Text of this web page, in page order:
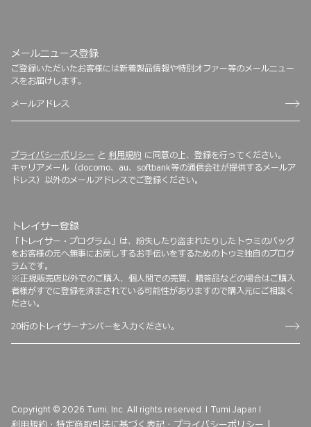
メールニュース登録
ご登録いただいたお客様には新着製品情報や特別オファー等のメールニュー
スをお届けします。
プライバシーポリシー と 利用規約 に同意の上、登録を行ってください。
キャリアメール（docomo、au、softbank等の通信会社が提供するメールア
ドレス）以外のメールアドレスでご登録ください。
トレイサー登録
「トレイサー・プログラム」は、紛失したり盗まれたりしたトゥミのバッグ
をお客様の元へ無事にお戻しするお手伝いをするためのトゥミ独自のプログ
ラムです。
※正規販売店以外でのご購入、個人間での売買、贈答品などの場合はご購入
者様がすでに登録を済まされている可能性がありますので購入元にご相談く
ださい。
Copyright © 2026 Tumi, Inc. All rights reserved. | Tumi Japan |